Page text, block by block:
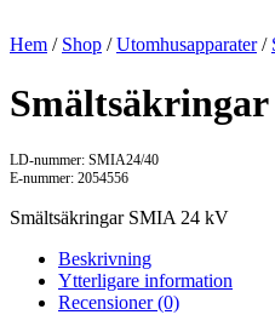
Hem / Shop /Utomhusapparater/
Smältsäkringar
LD-nummer: SMIA24/40
E-nummer: 2054556
Smältsäkringar SMIA 24 kV
Beskrivning
Ytterligare information
Recensioner (0)